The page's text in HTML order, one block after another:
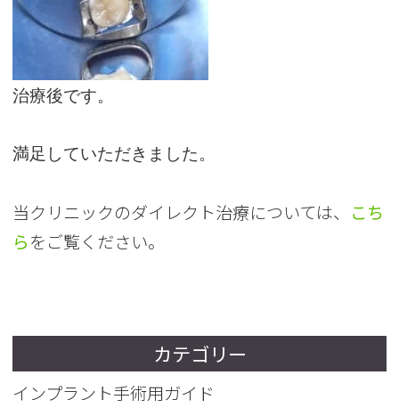
治療後です。
満足していただきました。
当クリニックのダイレクト治療については、 こち
らをご覧ください。
カテゴリー
インプラント手術用ガイド